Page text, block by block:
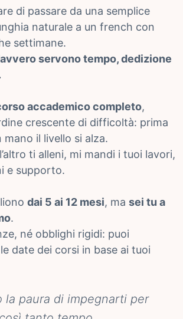
di passare da una semplice
naturale a un french con
settimane.
servono tempo, dedizione
accademico completo,
crescente di difficoltà: prima
mano il livello si alza.
ti alleni, mi mandi i tuoi lavori,
e supporto.
dai 5 ai 12 mesi, ma sei tu a
.
né obblighi rigidi: puoi
date dei corsi in base ai tuoi
la paura di impegnarti per